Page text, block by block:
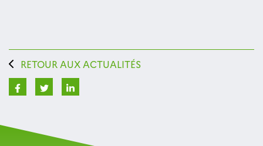
RETOUR AUX ACTUALITÉS